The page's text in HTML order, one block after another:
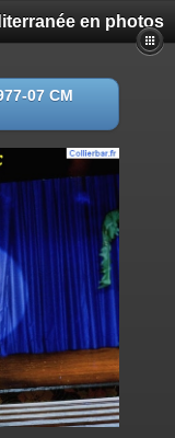
en photos
07 CM